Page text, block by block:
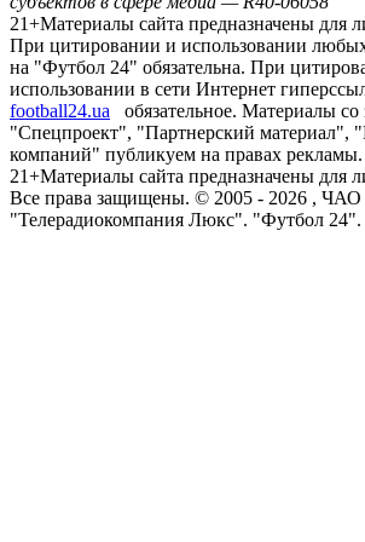
21+Материалы сайта предназначены для
При цитировании и использовании
на "Футбол 24" обязательна. При
использовании в сети Интернет
football24.ua
обязательное. Материалы со
"Спецпроект", "Партнерский материал",
компаний" публикуем на правах рекламы.
21+Материалы сайта предназначены для
Все права защищены. © 2005 - 2026 , ЧАО
"Телерадиокомпания Люкс". "Футбол 24".